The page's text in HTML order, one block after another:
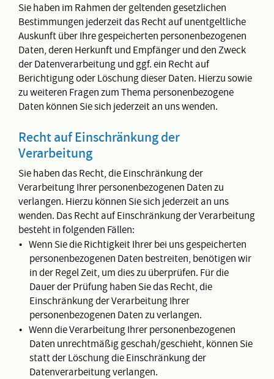
Sie haben im Rahmen der geltenden gesetzlichen
Bestimmungen jederzeit das Recht auf unentgeltliche
Auskunft über Ihre gespeicherten personenbezogenen
Daten, deren Herkunft und Empfänger und den Zweck
der Datenverarbeitung und ggf. ein Recht auf
Berichtigung oder Löschung dieser Daten. Hierzu sowie
zu weiteren Fragen zum Thema personenbezogene
Daten können Sie sich jederzeit an uns wenden.
Recht auf Einschränkung der
Verarbeitung
Sie haben das Recht, die Einschränkung der
Verarbeitung Ihrer personenbezogenen Daten zu
verlangen. Hierzu können Sie sich jederzeit an uns
wenden. Das Recht auf Einschränkung der Verarbeitung
besteht in folgenden Fällen:
Wenn Sie die Richtigkeit Ihrer bei uns gespeicherten
personenbezogenen Daten bestreiten, benötigen wir
in der Regel Zeit, um dies zu überprüfen. Für die
Dauer der Prüfung haben Sie das Recht, die
Einschränkung der Verarbeitung Ihrer
personenbezogenen Daten zu verlangen.
Wenn die Verarbeitung Ihrer personenbezogenen
Daten unrechtmäßig geschah/geschieht, können Sie
statt der Löschung die Einschränkung der
Datenverarbeitung verlangen.